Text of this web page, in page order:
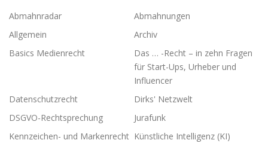
Abmahnradar
Abmahnungen
Allgemein
Archiv
Basics Medienrecht
Das … -Recht – in zehn Fragen
für Start-Ups, Urheber und
Influencer
Datenschutzrecht
Dirks' Netzwelt
DSGVO-Rechtsprechung
Jurafunk
Kennzeichen- und Markenrecht Künstliche Intelligenz (KI)